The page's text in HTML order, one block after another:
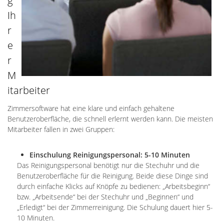
Ih
r
e
r
M
itarbeiter
Zimmersoftware hat eine klare und einfach gehaltene
Benutzeroberfläche, die schnell erlernt werden kann. Die meisten
Mitarbeiter fallen in zwei Gruppen:
Einschulung Reinigungspersonal: 5-10 Minuten
Das Reinigungspersonal benötigt nur die Stechuhr und die
Benutzeroberfläche für die Reinigung. Beide diese Dinge sind
durch einfache Klicks auf Knöpfe zu bedienen: „Arbeitsbeginn“
bzw. „Arbeitsende“ bei der Stechuhr und „Beginnen“ und
„Erledigt“ bei der Zimmerreinigung. Die Schulung dauert hier 5-
10 Minuten.